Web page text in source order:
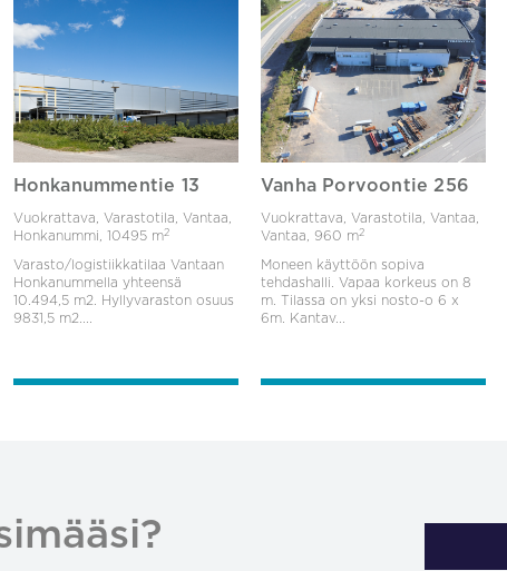
Honkanummentie 13
Vuokrattava, Varastotila, Vantaa,
Honkanummi, 10495 m2
Varasto/logistiikkatilaa Vantaan
Honkanummella yhteensä
10.494,5 m2. Hyllyvaraston osuus
9831,5 m2....
Vanha Porvoontie 256
Vuokrattava, Varastotila, Vantaa,
Vantaa, 960 m2
Moneen käyttöön sopiva
tehdashalli. Vapaa korkeus on 8
m. Tilassa on yksi nosto-o 6 x
6m. Kantav...